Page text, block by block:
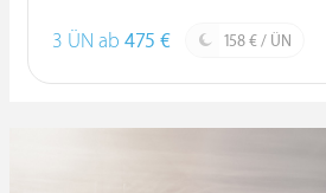
3 ÜN ab 475 € 158 € / ÜN